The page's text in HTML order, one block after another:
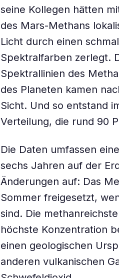
seine Kollegen hätten
des Mars-Methans
Licht durch einen
Spektralfarben zerlegt.
Spektrallinien des
des Planeten kamen
Sicht. Und so entstand
Verteilung, die rund 90
Die Daten umfassen
sechs Jahren auf der
Änderungen auf: Das
Sommer freigesetzt,
sind. Die
höchste Konzentration
einen geologischen
anderen vulkanischen